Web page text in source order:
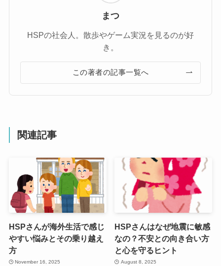
まつ
HSPの社会人。散歩やゲーム実況を見るのが好
き。
この著者の記事一覧へ
関連記事
HSPさんが海外生活で感じ
やすい悩みとその乗り越え
方
November 16, 2025
HSPさんはなぜ地震に敏感
なの？不安との向き合い方
と心を守るヒント
August 8, 2025